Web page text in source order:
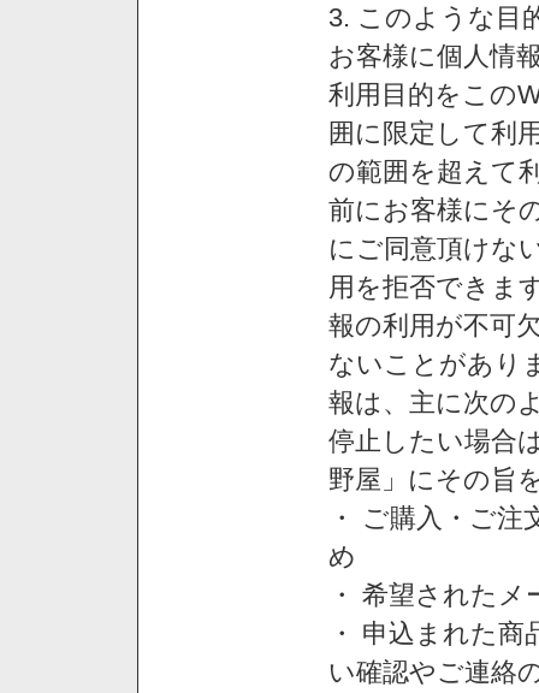
3. このような目
お客様に個人情
利用目的をこの
囲に限定して利
の範囲を超えて
前にお客様にそ
にご同意頂けな
用を拒否できま
報の利用が不可
ないことがあり
報は、主に次の
停止したい場合
野屋」にその旨
・ ご購入・ご
め
・ 希望された
・ 申込まれた
い確認やご連絡